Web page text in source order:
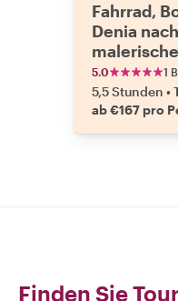
Fahrrad,
Denia
5.0 1
5,5 Stunden •
ab €167 pro
Finden Sie